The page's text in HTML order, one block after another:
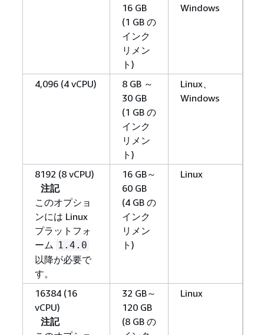
16 GB
(1 GB の
インク
リメン
ト)
Windows
4,096 (4 vCPU)
8 GB ～
30 GB
(1 GB の
インク
リメン
ト)
Linux、
Windows
8192 (8 vCPU)
注記
このオプショ
ンには Linux
プラットフォ
ーム 1.4.0
以降が必要で
す。
16 GB～
60 GB
(4 GB の
インク
リメン
ト)
Linux
16384 (16
vCPU)
注記
32 GB～
120 GB
(8 GB の
Linux